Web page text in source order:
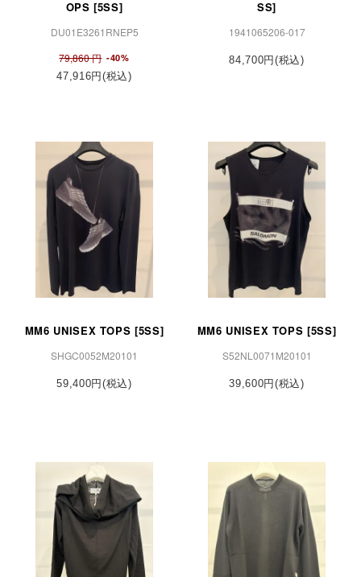
OPS [5SS]
DU01E3261RNEP5
79,860 円 -40%
47,916円(税込)
SS]
1941065206-017
84,700円(税込)
MM6 UNISEX TOPS [5SS]
SHGC0052M20101
59,400円(税込)
MM6 UNISEX TOPS [5SS]
S52NL0071M20101
39,600円(税込)